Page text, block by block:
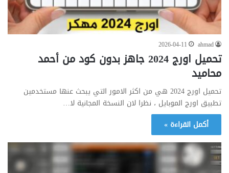
ahmad
2026-04-11
تحميل اورج 2024 جاهز بدون كود من أحمد
محاميد
تحميل اورج 2024 هي من اكثر الامور التي يبحث عنها مستخدمين
تطبيق اورج الموبايل ، نظرا لان النسخة المجانية لا…
أكمل القراءة »